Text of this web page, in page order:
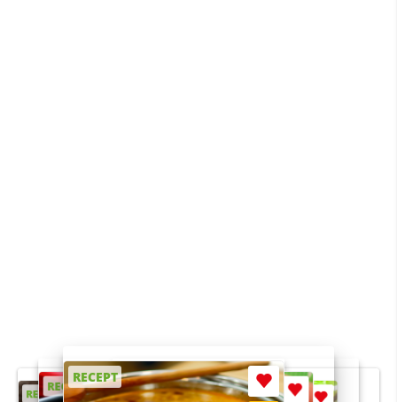
RECEPT
RECEPT
RECEPT
RECEPT
RECEPT